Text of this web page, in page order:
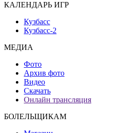
КАЛЕНДАРЬ ИГР
Кузбасс
Кузбасс-2
МЕДИА
Фото
Архив фото
Видео
Скачать
Онлайн трансляция
БОЛЕЛЬЩИКАМ